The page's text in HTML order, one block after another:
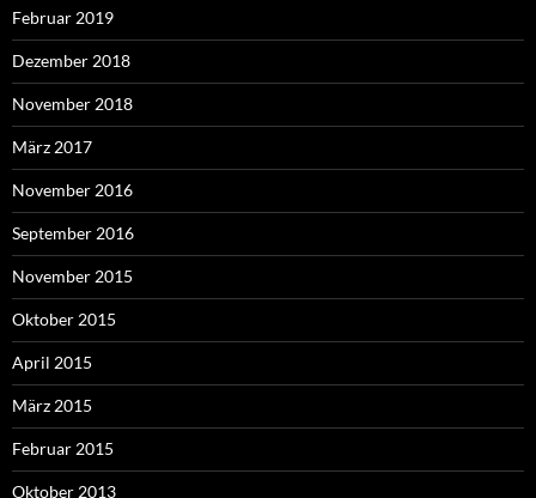
Februar 2019
Dezember 2018
November 2018
März 2017
November 2016
September 2016
November 2015
Oktober 2015
April 2015
März 2015
Februar 2015
Oktober 2013